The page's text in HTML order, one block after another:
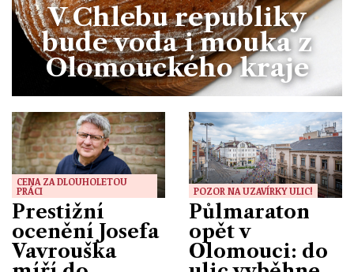
V Chlebu republiky
bude voda i mouka z
Olomouckého kraje
CENA ZA DLOUHOLETOU
PRÁCI
Prestižní
ocenění Josefa
Vavrouška
POZOR NA UZAVÍRKY ULIC!
Půlmaraton
opět v
Olomouci: do